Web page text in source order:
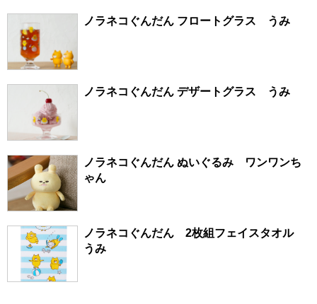
ノラネコぐんだん フロートグラス うみ
ノラネコぐんだん デザートグラス うみ
ノラネコぐんだん ぬいぐるみ ワンワンち
ゃん
ノラネコぐんだん 2枚組フェイスタオル
うみ